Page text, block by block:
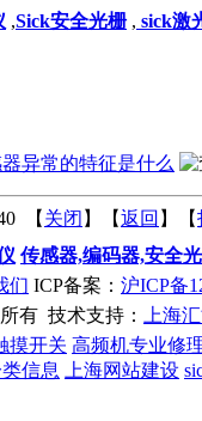
,Sick安全光栅, sick激
异常的特征是什么
【 关闭 】【返回 】【
传感器,编码器,安全
们 ICP备案： 沪ICP备
有 技术支持：
上海
摸开关 高频机专业修
信息 上海网站建设